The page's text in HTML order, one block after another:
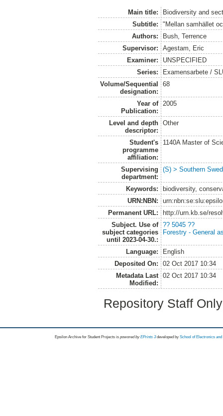
Main title:
Biodiversity and
Subtitle:
"Mellan samhället
Authors:
Bush, Terrence
Supervisor:
Agestam, Eric
Examiner:
UNSPECIFIED
Series:
Examensarbete /
Volume/Sequential
designation:
68
Year of
Publication:
2005
Level and depth
descriptor:
Other
Student's
programme
affiliation:
1140A Master of
Supervising
department:
(S) > Southern
Keywords:
biodiversity,
URN:NBN:
Permanent URL:
http://urn.kb.se/
Subject. Use of
subject categories
until 2023-04-30.:
?? 5045 ??
Forestry - General
Language:
English
Deposited On:
02 Oct 2017 10:34
Metadata Last
Modified:
02 Oct 2017 10:34
Repository Staff
Epsilon Archive for Student Projects is powored byEPrints 3 developed by School of Electronics